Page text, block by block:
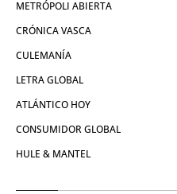
METRÓPOLI ABIERTA
CRÓNICA VASCA
CULEMANÍA
LETRA GLOBAL
ATLÁNTICO HOY
CONSUMIDOR GLOBAL
HULE & MANTEL